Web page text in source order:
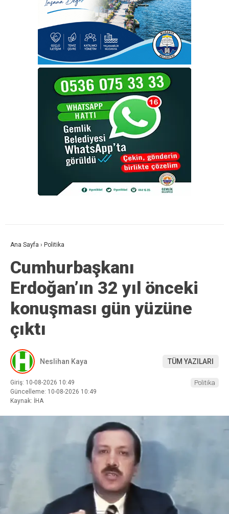
Ana Sayfa › Politika
Cumhurbaşkanı
Erdoğan’ın 32 yıl önceki
konuşması gün yüzüne
çıktı
Neslihan Kaya TÜM YAZILARI
Giriş: 10-08-2026 10:49
Güncelleme: 10-08-2026 10:49
Kaynak: İHA
Politika